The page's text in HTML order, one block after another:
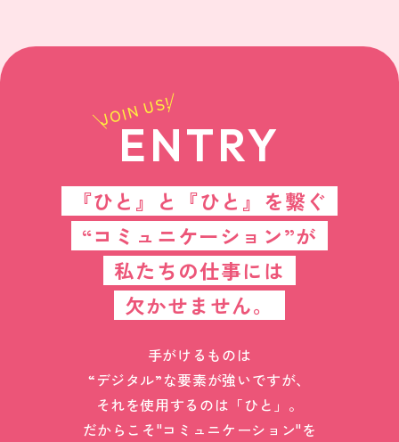
JOIN US!
ENTRY
『ひと』と『ひと』を繋ぐ
“コミュニケーション”が
私たちの仕事には
欠かせません。
手がけるものは
“デジタル”な要素が強いですが、
それを使用するのは「ひと」。
だからこそ"コミュニケーション"を